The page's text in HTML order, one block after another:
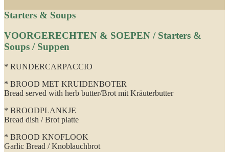
Starters & Soups
VOORGERECHTEN & SOEPEN / Starters &
Soups / Suppen
* RUNDERCARPACCIO
* BROOD MET KRUIDENBOTER
Bread served with herb butter/Brot mit Kräuterbutter
* BROODPLANKJE
Bread dish / Brot platte
* BROOD KNOFLOOK
Garlic Bread / Knoblauchbrot